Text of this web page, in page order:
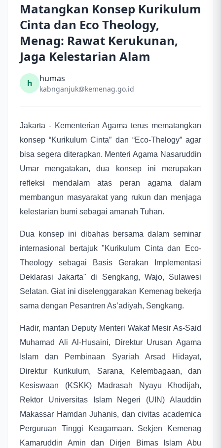
Matangkan Konsep Kurikulum
Cinta dan Eco Theology,
Menag: Rawat Kerukunan,
Jaga Kelestarian Alam
h humas
kabnganjuk@kemenag.go.id
Jakarta - Kementerian Agama terus mematangkan
konsep “Kurikulum Cinta” dan “Eco-Thelogy” agar
bisa segera diterapkan. Menteri Agama Nasaruddin
Umar mengatakan, dua konsep ini merupakan
refleksi mendalam atas peran agama dalam
membangun masyarakat yang rukun dan menjaga
kelestarian bumi sebagai amanah Tuhan.
Dua konsep ini dibahas bersama dalam seminar
internasional bertajuk "Kurikulum Cinta dan Eco-
Theology sebagai Basis Gerakan Implementasi
Deklarasi Jakarta" di Sengkang, Wajo, Sulawesi
Selatan. Giat ini diselenggarakan Kemenag bekerja
sama dengan Pesantren As’adiyah, Sengkang.
Hadir, mantan Deputy Menteri Wakaf Mesir As-Said
Muhamad Ali Al-Husaini, Direktur Urusan Agama
Islam dan Pembinaan Syariah Arsad Hidayat,
Direktur Kurikulum, Sarana, Kelembagaan, dan
Kesiswaan (KSKK) Madrasah Nyayu Khodijah,
Rektor Universitas Islam Negeri (UIN) Alauddin
Makassar Hamdan Juhanis, dan civitas academica
Perguruan Tinggi Keagamaan. Sekjen Kemenag
Kamaruddin Amin dan Dirjen Bimas Islam Abu